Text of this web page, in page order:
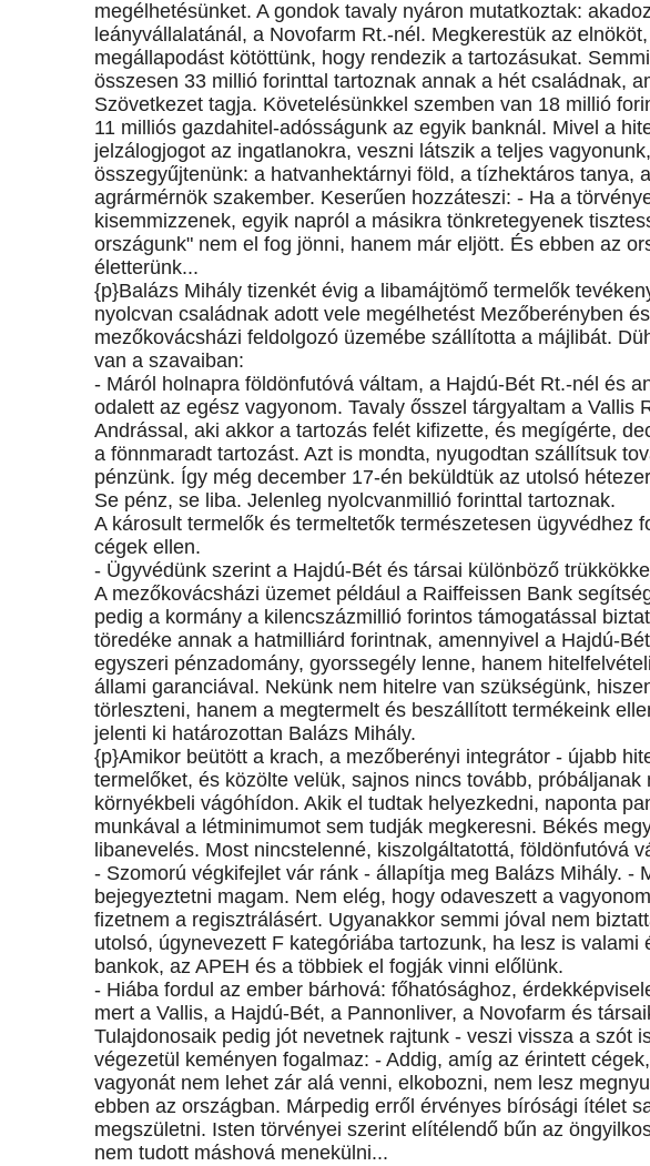
megélhetésünket. A gondok tavaly nyáron mutatkoztak:
leányvállalatánál, a Novofarm Rt.-nél. Megkerestük az
megállapodást kötöttünk, hogy rendezik a tartozásukat.
összesen 33 millió forinttal tartoznak annak a hét családnak,
Szövetkezet tagja. Követelésünkkel szemben van 18 millió
11 milliós gazdahitel-adósságunk az egyik banknál. Mivel a
jelzálogjogot az ingatlanokra, veszni látszik a teljes
összegyűjtenünk: a hatvanhektárnyi föld, a tízhektáros tanya,
agrármérnök szakember. Keserűen hozzáteszi: - Ha a
kisemmizzenek, egyik napról a másikra tönkretegyenek
országunk" nem el fog jönni, hanem már eljött. És ebben az
életterünk...
{p}Balázs Mihály tizenkét évig a libamájtömő termelők
nyolcvan családnak adott vele megélhetést Mezőberényben
mezőkovácsházi feldolgozó üzemébe szállította a májlibát.
van a szavaiban:
- Máról holnapra földönfutóvá váltam, a Hajdú-Bét Rt.-nél és
odalett az egész vagyonom. Tavaly ősszel tárgyaltam a Vallis
Andrással, aki akkor a tartozás felét kifizette, és megígérte,
a fönnmaradt tartozást. Azt is mondta, nyugodtan szállítsuk
pénzünk. Így még december 17-én beküldtük az utolsó
Se pénz, se liba. Jelenleg nyolcvanmillió forinttal tartoznak.
A károsult termelők és termeltetők természetesen ügyvédhez
cégek ellen.
- Ügyvédünk szerint a Hajdú-Bét és társai különböző
A mezőkovácsházi üzemet például a Raiffeissen Bank
pedig a kormány a kilencszázmillió forintos támogatással
töredéke annak a hatmilliárd forintnak, amennyivel a Hajdú-
egyszeri pénzadomány, gyorssegély lenne, hanem
állami garanciával. Nekünk nem hitelre van szükségünk,
törleszteni, hanem a megtermelt és beszállított termékeink
jelenti ki határozottan Balázs Mihály.
{p}Amikor beütött a krach, a mezőberényi integrátor - újabb
termelőket, és közölte velük, sajnos nincs tovább,
környékbeli vágóhídon. Akik el tudtak helyezkedni, naponta
munkával a létminimumot sem tudják megkeresni. Békés
libanevelés. Most nincstelenné, kiszolgáltatottá, földönfutóvá
- Szomorú végkifejlet vár ránk - állapítja meg Balázs Mihály. -
bejegyeztetni magam. Nem elég, hogy odaveszett a
fizetnem a regisztrálásért. Ugyanakkor semmi jóval nem
utolsó, úgynevezett F kategóriába tartozunk, ha lesz is valami
bankok, az APEH és a többiek el fogják vinni előlünk.
- Hiába fordul az ember bárhová: főhatósághoz,
mert a Vallis, a Hajdú-Bét, a Pannonliver, a Novofarm és
Tulajdonosaik pedig jót nevetnek rajtunk - veszi vissza a szót
végezetül keményen fogalmaz: - Addig, amíg az érintett
vagyonát nem lehet zár alá venni, elkobozni, nem lesz
ebben az országban. Márpedig erről érvényes bírósági ítélet
megszületni. Isten törvényei szerint elítélendő bűn az
nem tudott máshová menekülni...